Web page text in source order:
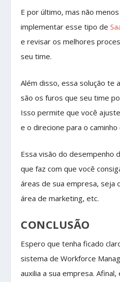
E por último, mas não
implementar esse tipo de
e revisar os melhores
seu time.
Além disso, essa solução te
são os furos que seu time
Isso permite que você
e o direcione para o caminho
Essa visão do desempenho
que faz com que você
áreas de sua empresa, seja
área de marketing, etc.
CONCLUSÃO
Espero que tenha ficado
sistema de Workforce
auxilia a sua empresa.